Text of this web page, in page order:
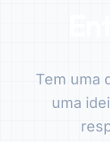
Tem uma
uma